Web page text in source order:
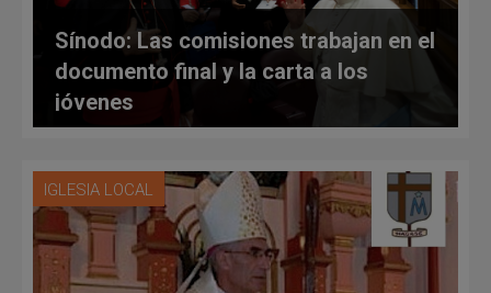
Sínodo: Las comisiones trabajan en el
documento final y la carta a los
jóvenes
IGLESIA LOCAL